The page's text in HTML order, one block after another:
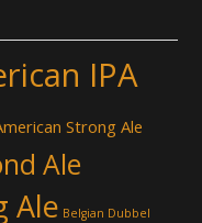
IPA
Strong Ale
Ale
Ale Belgian Dubbel